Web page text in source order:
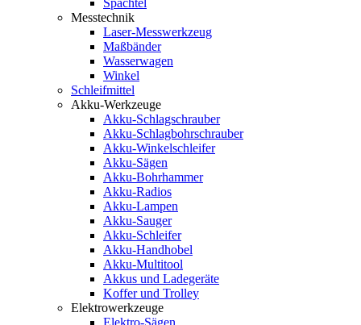
Spachtel
Messtechnik
Laser-Messwerkzeug
Maßbänder
Wasserwagen
Winkel
Schleifmittel
Akku-Werkzeuge
Akku-Schlagschrauber
Akku-Schlagbohrschrauber
Akku-Winkelschleifer
Akku-Sägen
Akku-Bohrhammer
Akku-Radios
Akku-Lampen
Akku-Sauger
Akku-Schleifer
Akku-Handhobel
Akku-Multitool
Akkus und Ladegeräte
Koffer und Trolley
Elektrowerkzeuge
Elektro-Sägen